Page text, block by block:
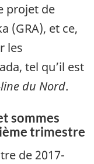
projet de
(GRA), et ce,
les
tel qu’il est
du Nord.
sommes
trimestre
de 2017-